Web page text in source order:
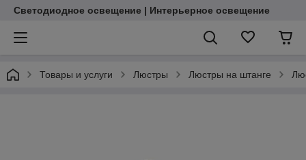
Светодиодное освещение | Интерьерное освещение
Товары и услуги Люстры Люстры на штанге